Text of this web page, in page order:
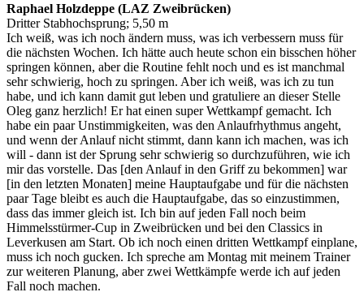
Raphael Holzdeppe (LAZ Zweibrücken)
Dritter Stabhochsprung; 5,50 m
Ich weiß, was ich noch ändern muss, was ich verbessern muss für
die nächsten Wochen. Ich hätte auch heute schon ein bisschen höher
springen können, aber die Routine fehlt noch und es ist manchmal
sehr schwierig, hoch zu springen. Aber ich weiß, was ich zu tun
habe, und ich kann damit gut leben und gratuliere an dieser Stelle
Oleg ganz herzlich! Er hat einen super Wettkampf gemacht. Ich
habe ein paar Unstimmigkeiten, was den Anlaufrhythmus angeht,
und wenn der Anlauf nicht stimmt, dann kann ich machen, was ich
will - dann ist der Sprung sehr schwierig so durchzuführen, wie ich
mir das vorstelle. Das [den Anlauf in den Griff zu bekommen] war
[in den letzten Monaten] meine Hauptaufgabe und für die nächsten
paar Tage bleibt es auch die Hauptaufgabe, das so einzustimmen,
dass das immer gleich ist. Ich bin auf jeden Fall noch beim
Himmelsstürmer-Cup in Zweibrücken und bei den Classics in
Leverkusen am Start. Ob ich noch einen dritten Wettkampf einplane,
muss ich noch gucken. Ich spreche am Montag mit meinem Trainer
zur weiteren Planung, aber zwei Wettkämpfe werde ich auf jeden
Fall noch machen.